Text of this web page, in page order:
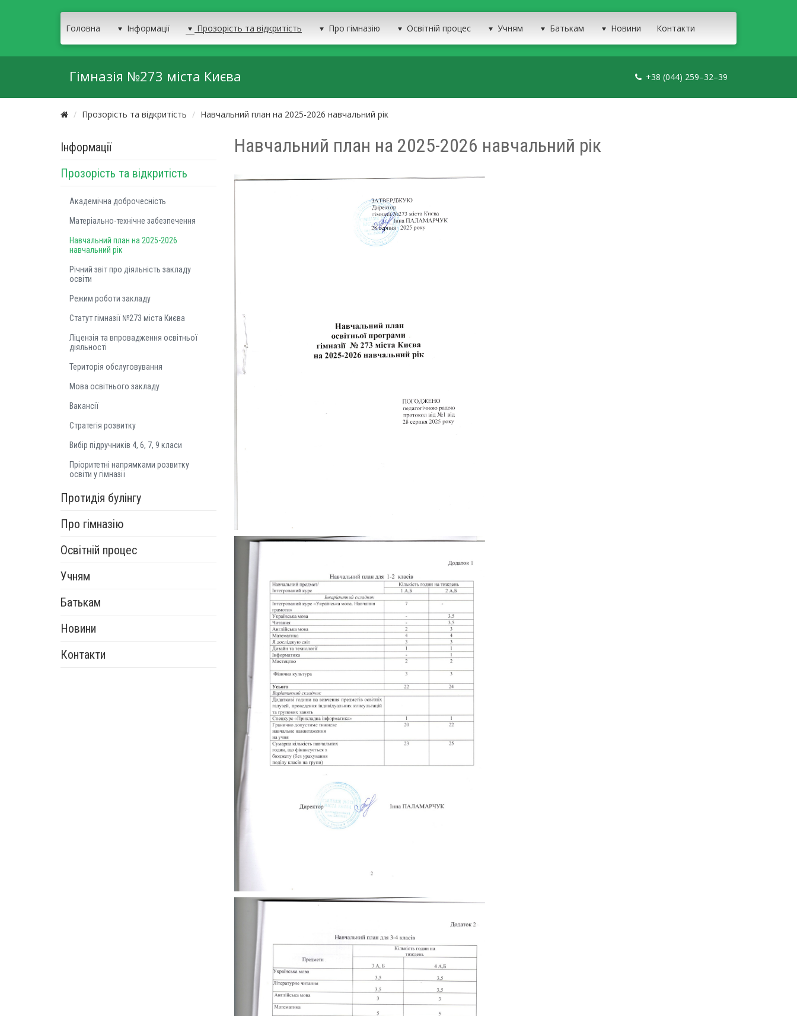
Головна Інформації Прозорість та відкритість Про гімназію Освітній процес Учням Батькам Новини Контакти
Гімназія №273 міста Києва +38 (044) 259–32–39
Прозорість та відкритість Навчальний план на 2025-2026 навчальний рік
Інформації
Прозорість та відкритість
Академічна доброчесність
Матеріально-технічне забезпечення
Навчальний план на 2025-2026
навчальний рік
Річний звіт про діяльність закладу
освіти
Режим роботи закладу
Статут гімназії №273 міста Києва
Ліцензія та впровадження освітньої
діяльності
Територія обслуговування
Мова освітнього закладу
Вакансії
Стратегія розвитку
Вибір підручників 4, 6, 7, 9 класи
Пріоритетні напрямками розвитку
освіти у гімназії
Протидія булінгу
Про гімназію
Освітній процес
Учням
Батькам
Новини
Контакти
Навчальний план на 2025-2026 навчальний рік